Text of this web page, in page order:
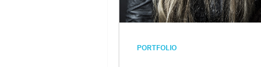
PORTFOLIO